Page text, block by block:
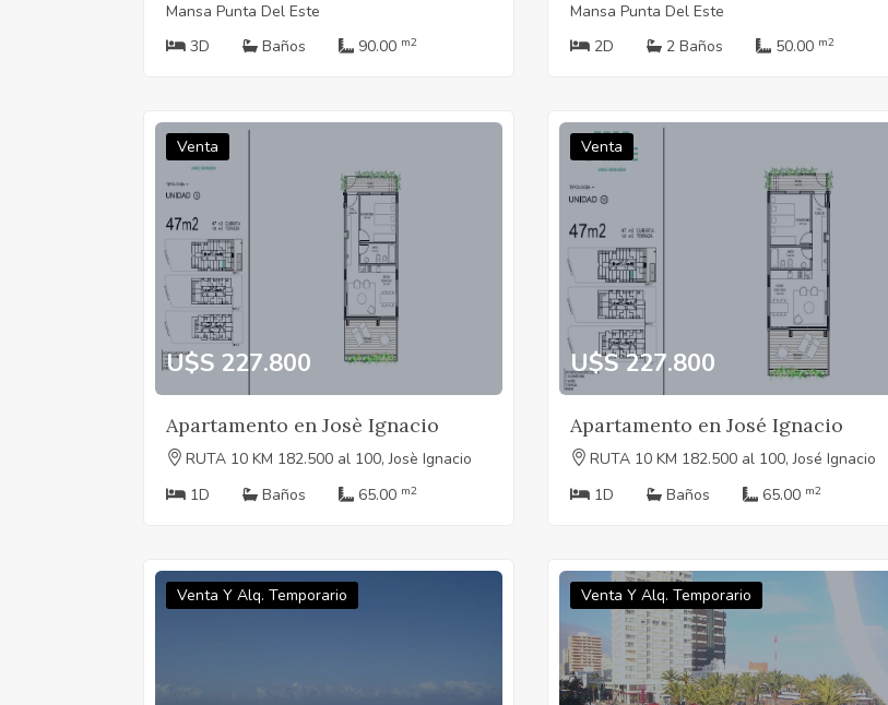
Mansa Punta Del Este
3D
Baños 90.00 m2
Mansa Punta Del Este
2D
2 Baños 50.00 m2
Venta
U$S 227.800
Apartamento en Josè Ignacio
RUTA 10 KM 182.500 al 100, Josè Ignacio
1D
Baños 65.00 m2
Venta
U$S 227.800
Apartamento en José Ignacio
RUTA 10 KM 182.500 al 100, José Ignacio
1D
Baños 65.00 m2
Venta Y Alq. Temporario Venta Y Alq. Temporario